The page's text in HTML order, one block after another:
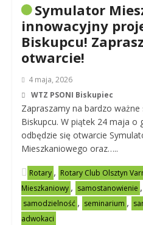
Symulator
innowacyjny
Biskupcu!
otwarcie!
4 maja, 2026
WTZ PSONI Biskupiec
Zapraszamy na bardzo
Biskupcu. W piątek 24 maja o
odbędzie się otwarcie
Mieszkaniowego oraz…..
Rotary , Rotary Club Olsztyn
Mieszkaniowy , samostanowienie ,
samodzielność , seminarium ,
adwokaci